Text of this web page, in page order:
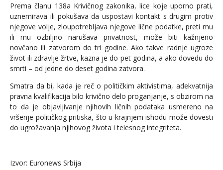
Prema članu 138a Krivičnog zakonika, lice koje uporno prati,
uznemirava ili pokušava da uspostavi kontakt s drugim protiv
njegove volje, zloupotrebljava njegove lične podatke, preti mu
ili mu ozbiljno narušava privatnost, može biti kažnjeno
novčano ili zatvorom do tri godine. Ako takve radnje ugroze
život ili zdravlje žrtve, kazna je do pet godina, a ako dovedu do
smrti – od jedne do deset godina zatvora.
Smatra da bi, kada je reč o političkim aktivistima, adekvatnija
pravna kvalifikacija bilo krivično delo proganjanje, s obzirom na
to da je objavljivanje njihovih ličnih podataka usmereno na
vršenje političkog pritiska, što u krajnjem ishodu može dovesti
do ugrožavanja njihovog života i telesnog integriteta.
Izvor: Euronews Srbija